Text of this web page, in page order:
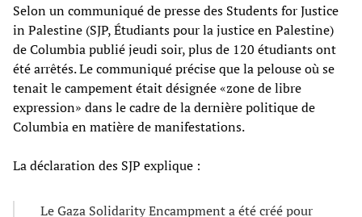
Selon un communiqué de presse des Students for Justice
in Palestine (SJP, Étudiants pour la justice en Palestine)
de Columbia publié jeudi soir, plus de 120 étudiants ont
été arrêtés. Le communiqué précise que la pelouse où se
tenait le campement était désignée «zone de libre
expression» dans le cadre de la dernière politique de
Columbia en matière de manifestations.
La déclaration des SJP explique :
Le Gaza Solidarity Encampment a été créé pour